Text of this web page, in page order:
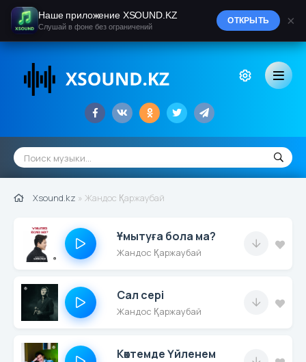
Xsound.kz » Жандос Қаржаубай
Ұмытуға бола ма?
Жандос Қаржаубай
Сал сері
Жандос Қаржаубай
Көктемде Үйленем
Наше приложение XSOUND.KZ
Слушай в фоне без ограничений
ОТКРЫТЬ ×